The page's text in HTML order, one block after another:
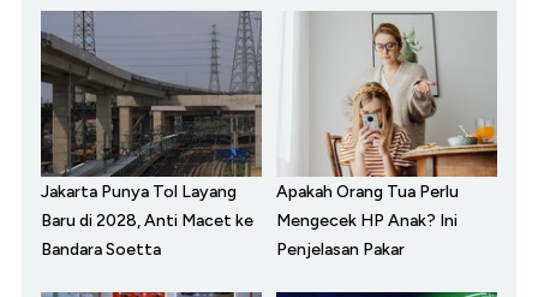
Jakarta Punya Tol Layang
Baru di 2028, Anti Macet ke
Bandara Soetta
Apakah Orang Tua Perlu
Mengecek HP Anak? Ini
Penjelasan Pakar